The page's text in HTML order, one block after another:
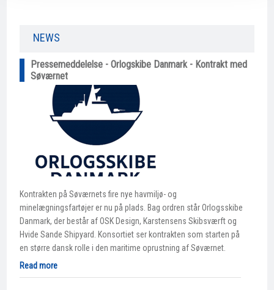
NEWS​
Pressemeddelelse - Orlogskibe Danmark - Kontrakt med
Søværnet
Kontrakten på Søværnets fire nye havmiljø- og
minelægningsfartøjer er nu på plads. Bag ordren står Orlogsskibe
Danmark, der består af OSK Design, Karstensens Skibsværft og
Hvide Sande Shipyard. Konsortiet ser kontrakten som starten på
en større dansk rolle i den maritime oprustning af Søværnet.
Read more